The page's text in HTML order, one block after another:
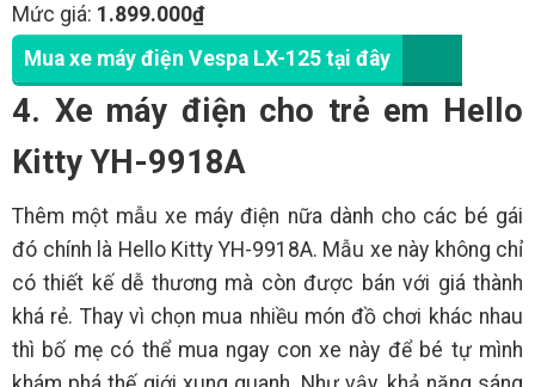
Mức giá: 1.899.000₫
Mua xe máy điện Vespa LX-125 tại đây
4. Xe máy điện cho trẻ em Hello
Kitty YH-9918A
Thêm một mẫu xe máy điện nữa dành cho các bé gái
đó chính là Hello Kitty YH-9918A. Mẫu xe này không chỉ
có thiết kế dễ thương mà còn được bán với giá thành
khá rẻ. Thay vì chọn mua nhiều món đồ chơi khác nhau
thì bố mẹ có thể mua ngay con xe này để bé tự mình